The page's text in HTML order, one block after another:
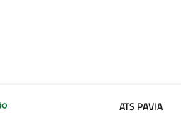
ATS PAVIA